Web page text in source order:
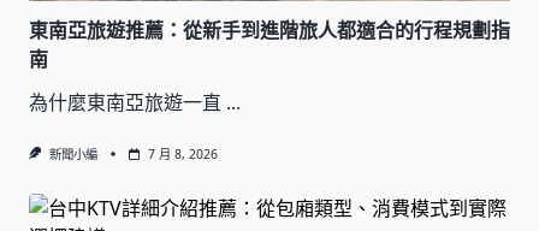
東南亞旅遊推薦：從新手到進階旅人都適合的行程規劃指
南
為什麼東南亞旅遊一直 ...
新聞小編 7 月 8, 2026